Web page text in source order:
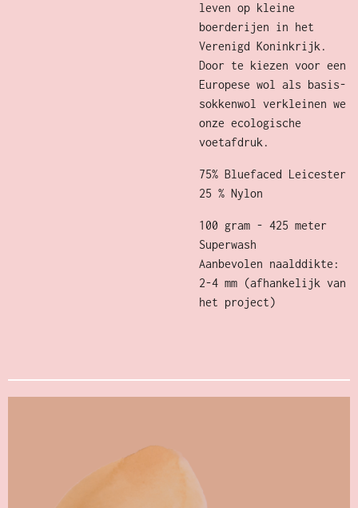
leven op kleine
boerderijen in het
Verenigd Koninkrijk.
Door te kiezen voor een
Europese wol als basis-
sokkenwol verkleinen we
onze ecologische
voetafdruk.
75% Bluefaced Leicester
25 % Nylon
100 gram - 425 meter
Superwash
Aanbevolen naalddikte:
2-4 mm (afhankelijk van
het project)